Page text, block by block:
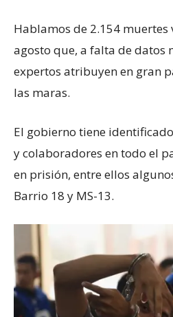
Hablamos de 2.154 muertes
agosto que, a falta de datos
expertos atribuyen en gran
las maras.
El gobierno tiene
y colaboradores en todo el
en prisión, entre ellos
Barrio 18 y MS-13.